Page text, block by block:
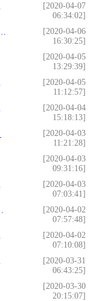
[2020-04-07
06:34:02]
[2020-04-06
16:30:25]
[2020-04-05
13:29:39]
[2020-04-05
11:12:57]
[2020-04-04
15:18:13]
[2020-04-03
11:21:28]
[2020-04-03
09:31:16]
[2020-04-03
07:03:41]
[2020-04-02
07:57:48]
[2020-04-02
07:10:08]
[2020-03-31
06:43:25]
[2020-03-30
20:15:07]